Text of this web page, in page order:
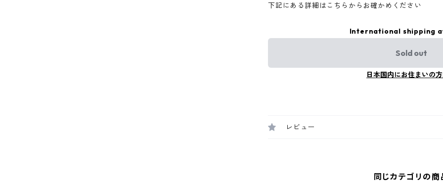
下記にある詳細はこちらからお確かめください
International shipping
Sold out
日本国内にお住まいの
レビュー
同じカテゴリの商